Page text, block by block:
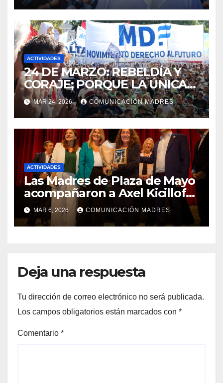
ACTIVIDADES
24 DE MARZO: REBELDÍA Y
CORAJE; PORQUE LA ÚNICA
LUCHA QUE SE PIERDE ES LA
QUE SE ABANDONA
MAR 24, 2026 COMUNICACIÓN MADRES
ACTIVIDADES
Las Madres de Plaza de Mayo
acompañaron a Axel Kicillof
en el cierre de las jornadas
por el Día Internacional de la
Mujer Trabajadora
MAR 6, 2026 COMUNICACIÓN MADRES
Deja una respuesta
Tu dirección de correo electrónico no será publicada.
Los campos obligatorios están marcados con *
Comentario *